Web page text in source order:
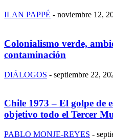
ILAN PAPPÉ - noviembre 12,
Colonialismo verde,
contaminación
DIÁLOGOS - septiembre 22,
Chile 1973 – El golpe de
objetivo todo el Tercer
PABLO MONJE-REYES -